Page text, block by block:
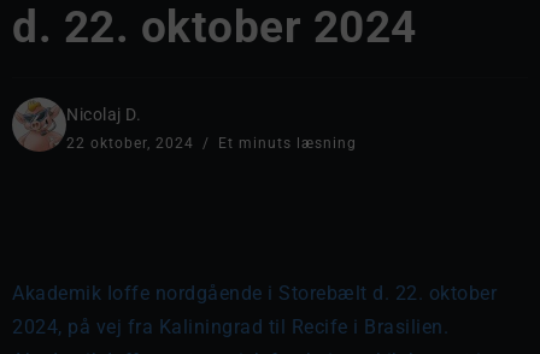
d. 22. oktober 2024
Nicolaj D.
22 oktober, 2024 Et minuts læsning
Akademik Ioffe nordgående i Storebælt d. 22. oktober
2024, på vej fra Kaliningrad til Recife i Brasilien.